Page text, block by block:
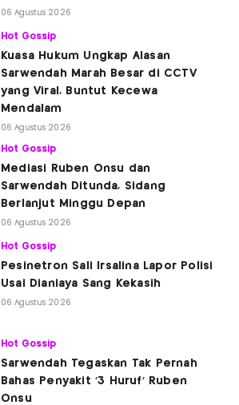
06 Agustus 2026
Hot Gossip
Kuasa Hukum Ungkap Alasan
Sarwendah Marah Besar di CCTV
yang Viral, Buntut Kecewa
Mendalam
06 Agustus 2026
Hot Gossip
Mediasi Ruben Onsu dan
Sarwendah Ditunda, Sidang
Berlanjut Minggu Depan
06 Agustus 2026
Hot Gossip
Pesinetron Sali Irsalina Lapor Polisi
Usai Dianiaya Sang Kekasih
06 Agustus 2026
Hot Gossip
Sarwendah Tegaskan Tak Pernah
Bahas Penyakit '3 Huruf' Ruben
Onsu